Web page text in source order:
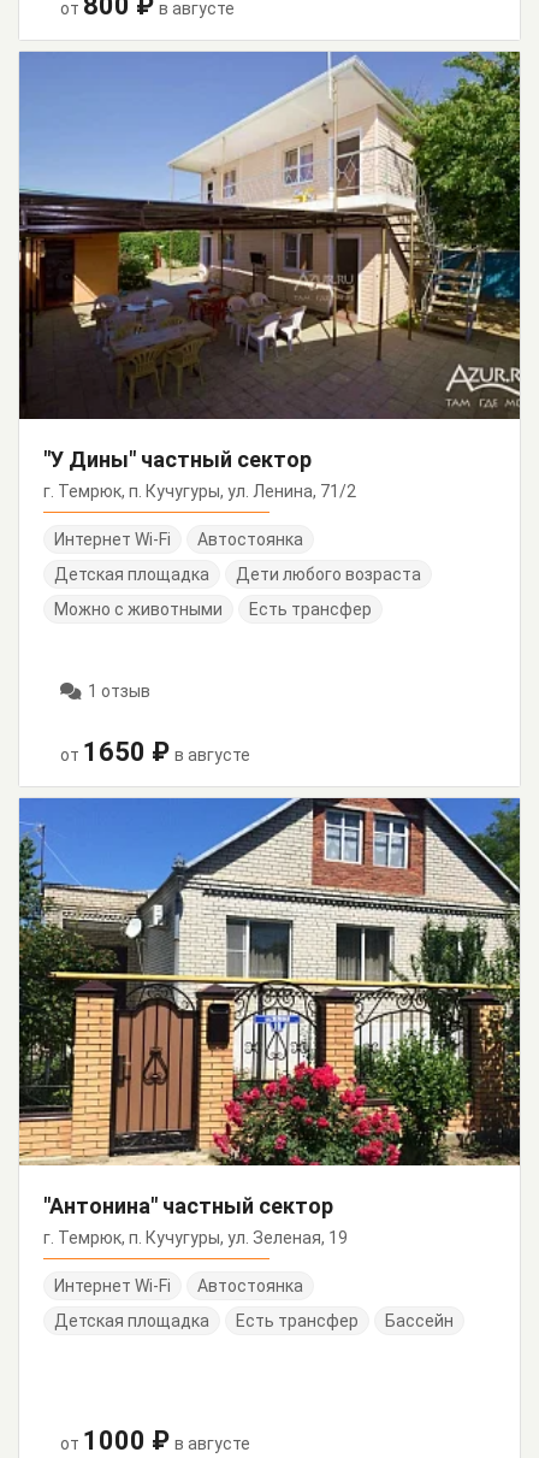
от в августе
"У Дины" частный сектор
г. Темрюк, п. Кучугуры, ул. Ленина, 71/2
Интернет Wi-Fi
Автостоянка
Детская площадка
Дети любого возраста
Можно с животными
Есть трансфер
1 отзыв
от 1650 ₽ в августе
"Антонина" частный сектор
г. Темрюк, п. Кучугуры, ул. Зеленая, 19
Интернет Wi-Fi
Автостоянка
Детская площадка
Есть трансфер Бассейн
от 1000 ₽ в августе